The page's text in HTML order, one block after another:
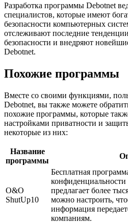
Разработка программы Debotnet
специалистов, которые имеют
безопасности компьютерных
отслеживают последние
безопасности и внедряют
Debotnet.
Похожие программы
Вместе со своими функциями,
Debotnet, вы также можете
похожие программы, которые
настройками приватности и
некоторые из них:
Название
программы
O&O
ShutUp10
Бесплатная
предлагает более
можно настроить,
информация
компаниям.